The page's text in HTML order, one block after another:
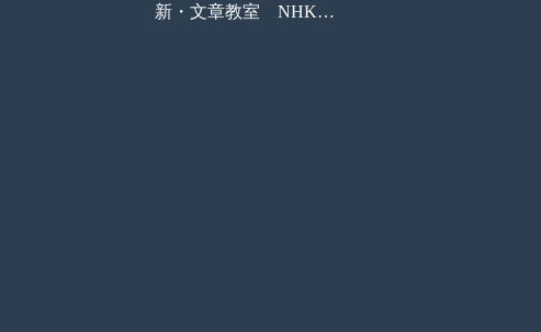
新・文章教室 NHK学園 生涯学習通信講座